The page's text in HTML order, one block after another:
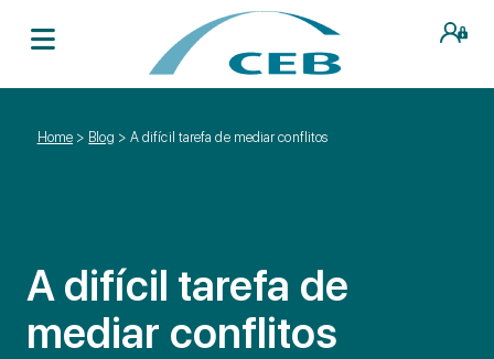
Home> Blog > A difícil tarefa de mediar conflitos
A difícil tarefa de
mediar conflitos